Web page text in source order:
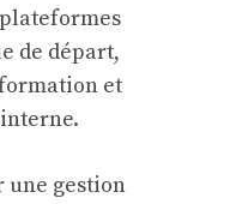
de départ,
et
une gestion